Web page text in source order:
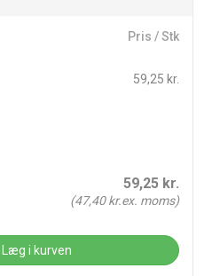
Pris / Stk
59,25 kr.
59,25 kr.
(47,40kr.ex. moms)
Læg i kurven